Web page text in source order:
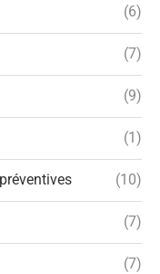
(6)
(7)
(9)
(1)
(10)
(7)
(7)